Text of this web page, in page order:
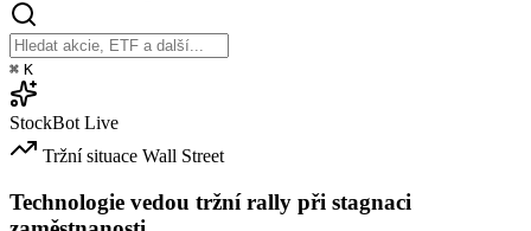
⌘ K
StockBot Live
Tržní situace Wall Street
Technologie vedou tržní rally při stagnaci